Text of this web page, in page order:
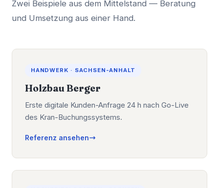
Zwei Beispiele aus dem Mittelstand — Beratung
und Umsetzung aus einer Hand.
HANDWERK · SACHSEN-ANHALT
Holzbau Berger
Erste digitale Kunden-Anfrage 24 h nach Go-Live
des Kran-Buchungssystems.
Referenz ansehen